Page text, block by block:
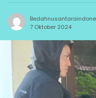
7 Oktober 2024